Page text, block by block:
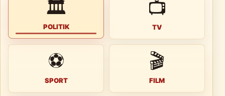
🏛
POLITIK
📺
TV
⚽
SPORT
🎬
FILM